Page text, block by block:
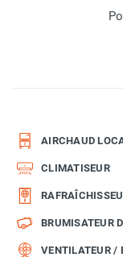
AIRCHAUD
CLIMATISEUR
BRUMISATEUR
VENTILATEUR /